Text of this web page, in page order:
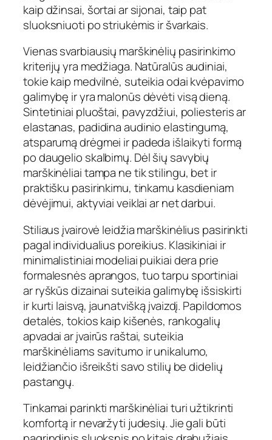
kaip džinsai, šortai ar sijonai, taip pat
sluoksniuoti po striukėmis ir švarkais.
Vienas svarbiausių marškinėlių pasirinkimo
kriterijų yra medžiaga. Natūralūs audiniai,
tokie kaip medvilnė, suteikia odai kvėpavimo
galimybę ir yra malonūs dėvėti visą dieną.
Sintetiniai pluoštai, pavyzdžiui, poliesteris ar
elastanas, padidina audinio elastingumą,
atsparumą drėgmei ir padeda išlaikyti formą
po daugelio skalbimų. Dėl šių savybių
marškinėliai tampa ne tik stilingu, bet ir
praktišku pasirinkimu, tinkamu kasdieniam
dėvėjimui, aktyviai veiklai ar net darbui.
Stiliaus įvairovė leidžia marškinėlius pasirinkti
pagal individualius poreikius. Klasikiniai ir
minimalistiniai modeliai puikiai dera prie
formalesnės aprangos, tuo tarpu sportiniai
ar ryškūs dizainai suteikia galimybę išsiskirti
ir kurti laisvą, jaunatvišką įvaizdį. Papildomos
detalės, tokios kaip kišenės, rankogalių
apvadai ar įvairūs raštai, suteikia
marškinėliams savitumo ir unikalumo,
leidžiančio išreikšti savo stilių be didelių
pastangų.
Tinkamai parinkti marškinėliai turi užtikrinti
komfortą ir nevaržyti judesių. Jie gali būti